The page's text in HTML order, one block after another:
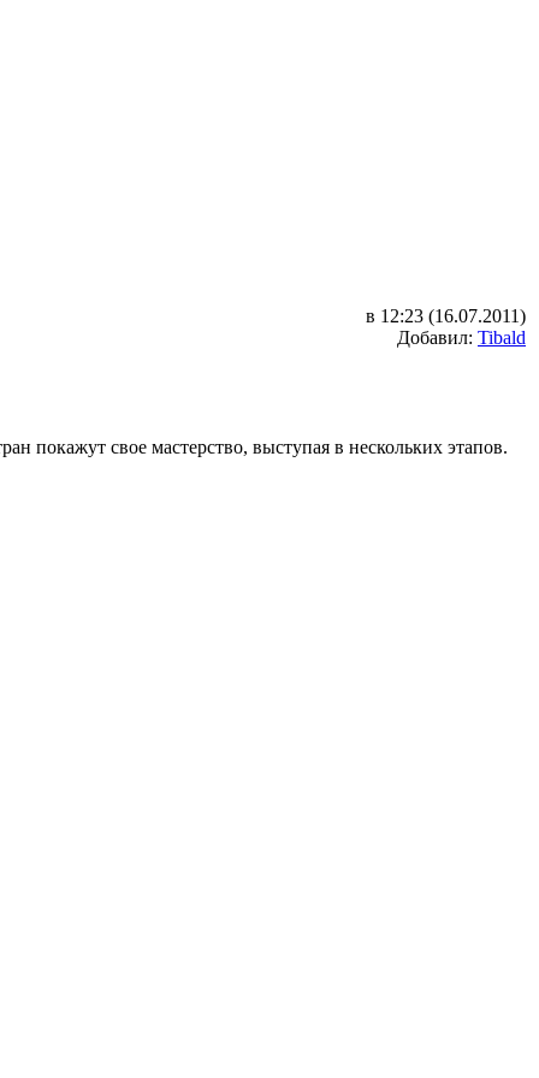
в 12:23 (16.07.2011)
Добавил: Tibald
покажут свое мастерство, выступая в нескольких этапов.